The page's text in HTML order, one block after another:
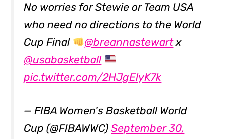
No worries for Stewie or Team USA
who need no directions to the World
Cup Final
@breannastewartx
@usabasketball
pic.twitter.com/2HJgElyK7k
— FIBA Women's Basketball World
Cup (@FIBAWWC)September 30,